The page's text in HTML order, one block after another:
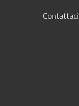
Contattaci: